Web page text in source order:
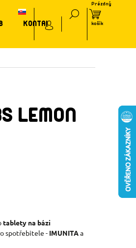
KONTAKT
LEMON
tablety na bázi
spotřebitele - IMUNITAa